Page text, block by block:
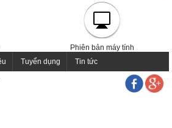
Phiên bản máy tính
Tuyển dụng Tin tức